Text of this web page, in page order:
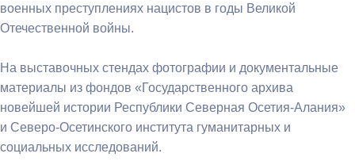
военных преступлениях нацистов в годы Великой
Отечественной войны.
На выставочных стендах фотографии и документальные
материалы из фондов «Государственного архива
новейшей истории Республики Северная Осетия-Алания»
и Северо-Осетинского института гуманитарных и
социальных исследований.